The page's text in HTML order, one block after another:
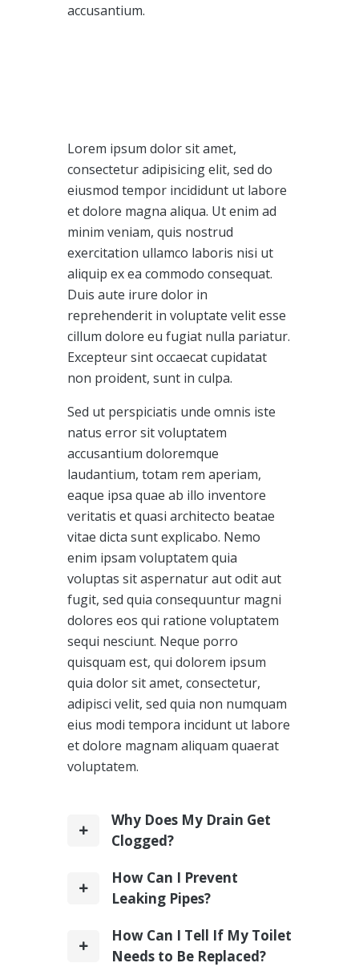
accusantium.
Lorem ipsum dolor sit amet,
consectetur adipisicing elit, sed do
eiusmod tempor incididunt ut labore
et dolore magna aliqua. Ut enim ad
minim veniam, quis nostrud
exercitation ullamco laboris nisi ut
aliquip ex ea commodo consequat.
Duis aute irure dolor in
reprehenderit in voluptate velit esse
cillum dolore eu fugiat nulla pariatur.
Excepteur sint occaecat cupidatat
non proident, sunt in culpa.
Sed ut perspiciatis unde omnis iste
natus error sit voluptatem
accusantium doloremque
laudantium, totam rem aperiam,
eaque ipsa quae ab illo inventore
veritatis et quasi architecto beatae
vitae dicta sunt explicabo. Nemo
enim ipsam voluptatem quia
voluptas sit aspernatur aut odit aut
fugit, sed quia consequuntur magni
dolores eos qui ratione voluptatem
sequi nesciunt. Neque porro
quisquam est, qui dolorem ipsum
quia dolor sit amet, consectetur,
adipisci velit, sed quia non numquam
eius modi tempora incidunt ut labore
et dolore magnam aliquam quaerat
voluptatem.
Why Does My Drain Get
Clogged?
How Can I Prevent
Leaking Pipes?
How Can I Tell If My Toilet
Needs to Be Replaced?